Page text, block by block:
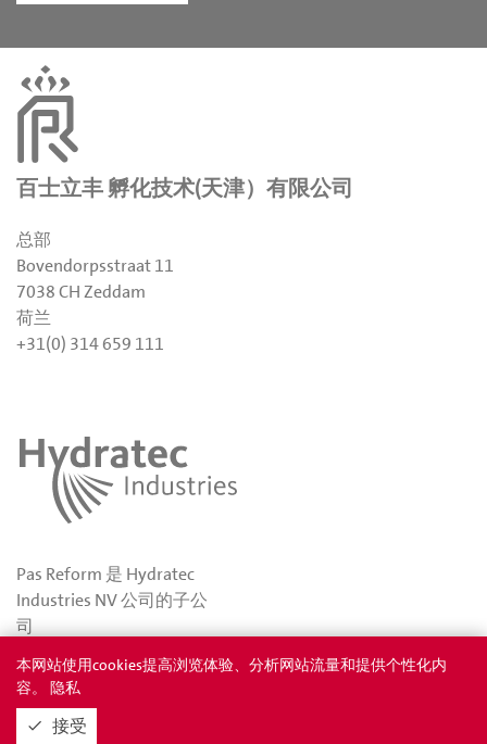
百士立丰 孵化技术(天津）有限公司
总部
Bovendorpsstraat 11
7038 CH Zeddam
荷兰
+31(0) 314 659 111
Pas Reform 是 Hydratec
Industries NV 公司的子公
司
隐私
本网站使用cookies提高浏览体验、分析网站流量和提供个性化内
容。 隐私
接受